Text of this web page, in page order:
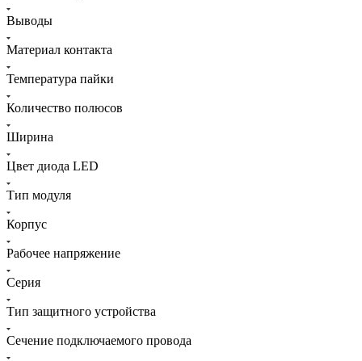
Выводы
Материал контакта
Температура пайки
Количество полюсов
Ширина
Цвет диодa LED
Тип модуля
Корпус
Рабочее напряжение
Серия
Тип защитного устройства
Сечение подключаемого провода